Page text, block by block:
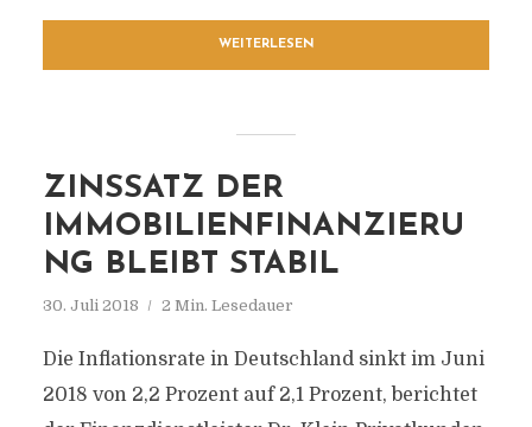
WEITERLESEN
ZINSSATZ DER
IMMOBILIENFINANZIERU
NG BLEIBT STABIL
30. Juli 2018 2 Min. Lesedauer
Die Inflationsrate in Deutschland sinkt im Juni
2018 von 2,2 Prozent auf 2,1 Prozent, berichtet